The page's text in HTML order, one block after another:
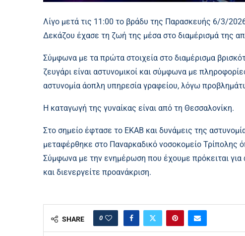
Λίγο μετά τις 11:00 το βράδυ της Παρασκευής 6/3/
Δεκάζου έχασε τη ζωή της μέσα στο διαμέρισμά της
Σύμφωνα με τα πρώτα στοιχεία στο διαμέρισμα
ζευγάρι είναι αστυνομικοί και σύμφωνα με
αστυνομία άοπλη υπηρεσία γραφείου, λόγω
Η καταγωγή της γυναίκας είναι από τη Θεσσαλονίκη.
Στο σημείο έφτασε το ΕΚΑΒ και δυνάμεις της
μεταφέρθηκε στο Παναρκαδικό νοσοκομείο Τρίπολης
Σύμφωνα με την ενημέρωση που έχουμε πρόκειται για
και διενεργείτε προανάκριση.
SHARE 0